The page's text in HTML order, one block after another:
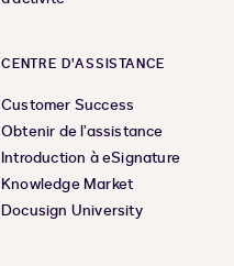
CENTRE D’ASSISTANCE
Customer Success
Obtenir de l’assistance
Introduction à eSignature
Knowledge Market
Docusign University